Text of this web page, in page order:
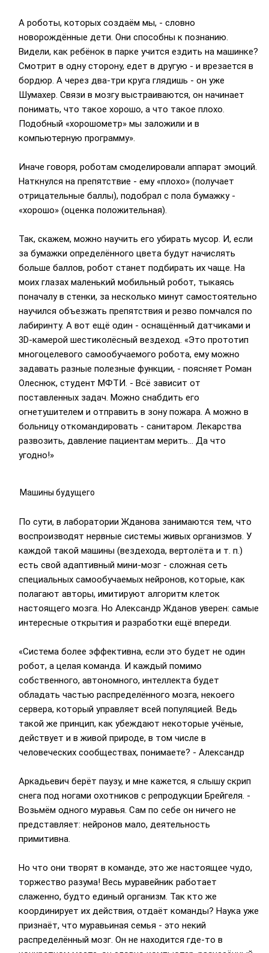
А роботы, которых создаём мы, - словно
новорождённые дети. Они способны к познанию.
Видели, как ребёнок в парке учится ездить на машинке?
Смотрит в одну сторону, едет в другую - и врезается в
бордюр. А через два-три круга глядишь - он уже
Шумахер. Связи в мозгу выстраиваются, он начинает
понимать, что такое хорошо, а что такое плохо.
Подобный «хорошометр» мы заложили и в
компьютерную программу».
Иначе говоря, роботам смоделировали аппарат эмоций.
Наткнулся на препятствие - ему «плохо» (получает
отрицательные баллы), подобрал с пола бумажку -
«хорошо» (оценка положительная).
Так, скажем, можно научить его убирать мусор. И, если
за бумажки определённого цвета будут начислять
больше баллов, робот станет подбирать их чаще. На
моих глазах маленький мобильный робот, тыкаясь
поначалу в стенки, за несколько минут самостоятельно
научился объезжать препятствия и резво помчался по
лабиринту. А вот ещё один - оснащённый датчиками и
3D-камерой шестиколёсный вездеход. «Это прототип
многоцелевого самообучаемого робота, ему можно
задавать разные полезные функции, - поясняет Роман
Олеснюк, студент МФТИ. - Всё зависит от
поставленных задач. Можно снабдить его
огнетушителем и отправить в зону пожара. А можно в
больницу откомандировать - санитаром. Лекарства
развозить, давление пациентам мерить... Да что
угодно!»
Машины будущего
По сути, в лаборатории Жданова занимаются тем, что
воспроизводят нервные системы живых организмов. У
каждой такой машины (вездехода, вертолёта и т. п.)
есть свой адаптивный мини-мозг - сложная сеть
специальных самообучаемых нейронов, которые, как
полагают авторы, имитируют алгоритм клеток
настоящего мозга. Но Александр Жданов уверен: самые
интересные открытия и разработки ещё впереди.
«Система более эффективна, если это будет не один
робот, а целая команда. И каждый помимо
собственного, автономного, интеллекта будет
обладать частью распределённого мозга, некоего
сервера, который управляет всей популяцией. Ведь
такой же принцип, как убеждают некоторые учёные,
действует и в живой природе, в том числе в
человеческих сообществах, понимаете? - Александр
Аркадьевич берёт паузу, и мне кажется, я слышу скрип
снега под ногами охотников с репродукции Брейгеля. -
Возьмём одного муравья. Сам по себе он ничего не
представляет: нейронов мало, деятельность
примитивна.
Но что они творят в команде, это же настоящее чудо,
торжество разума! Весь муравейник работает
слаженно, будто единый организм. Так кто же
координирует их действия, отдаёт команды? Наука уже
признаёт, что муравьиная семья - это некий
распределённый мозг. Он не находится где-то в